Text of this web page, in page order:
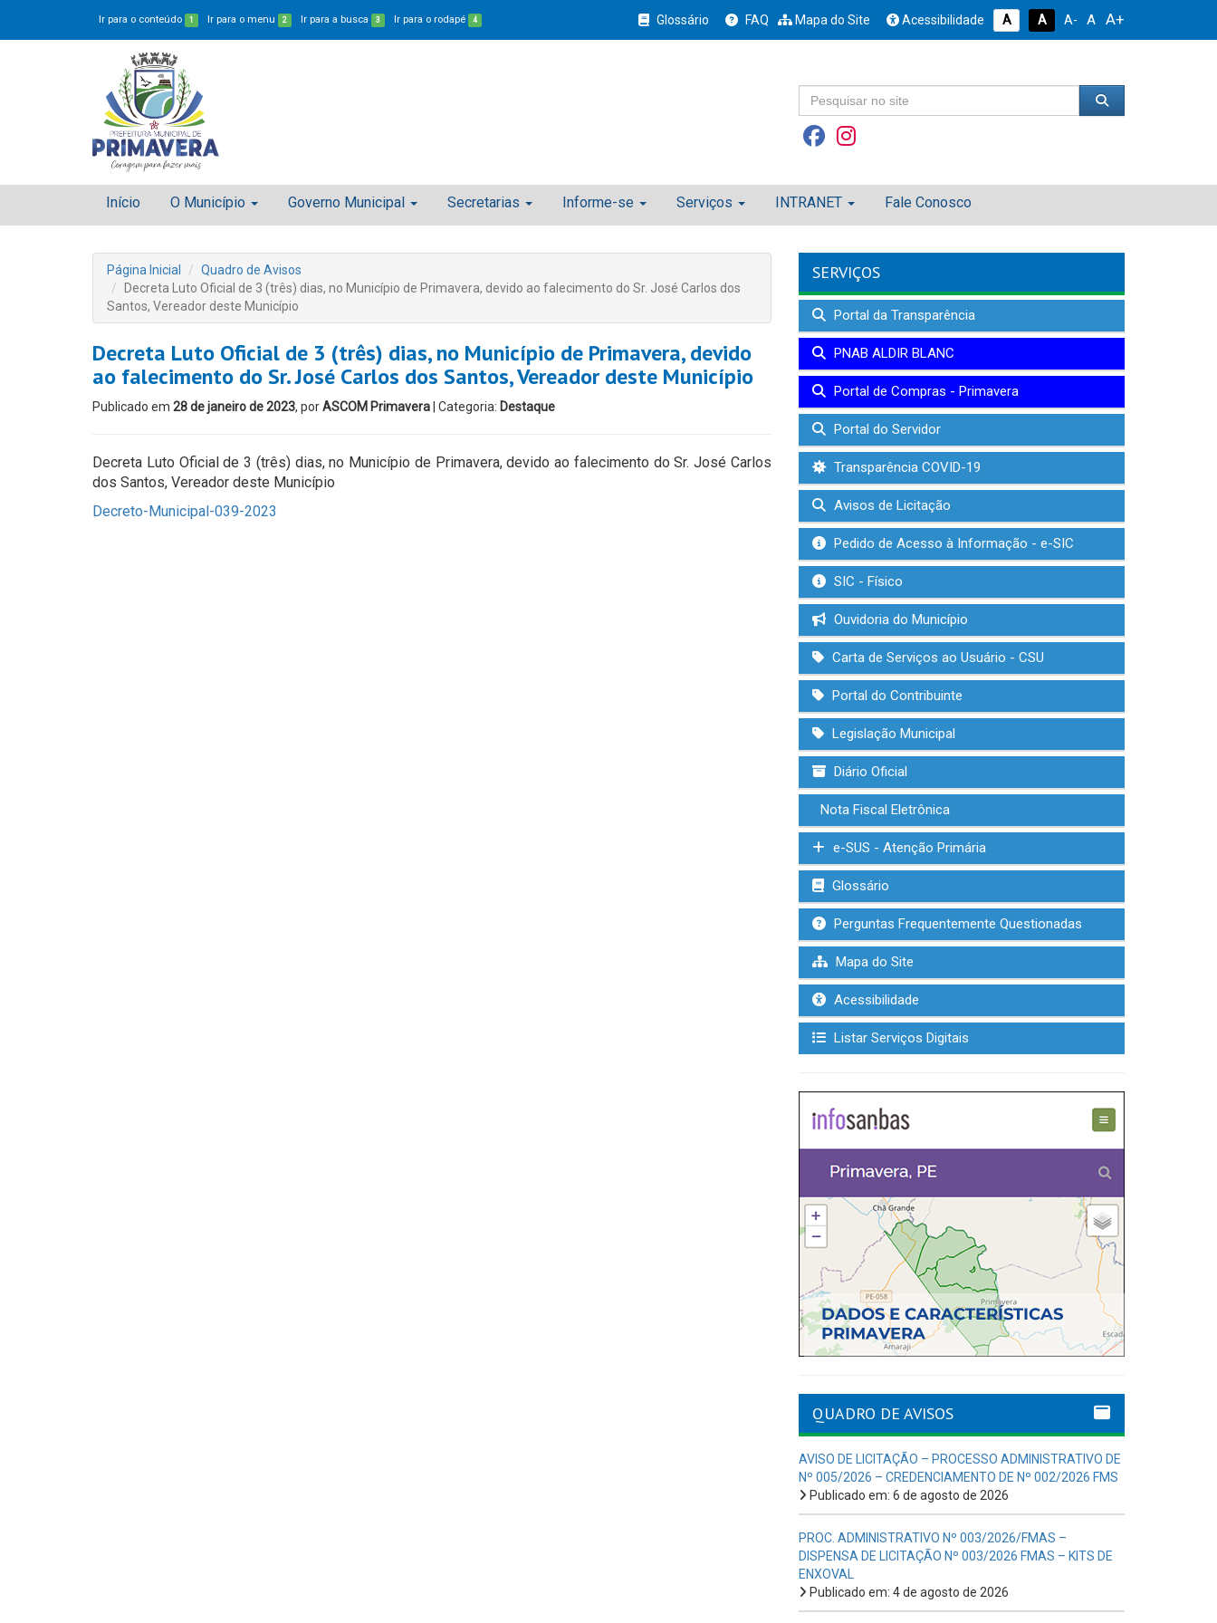
Ir para o conteúdo 1 Ir para o menu 2 Ir para a busca 3 Ir para o rodapé 4 Glossário FAQ Mapa do Site Acessibilidade A A A- A A+
Início O Município Governo Municipal Secretarias Informe-se Serviços INTRANET Fale Conosco
Página Inicial
Quadro de Avisos
Decreta Luto Oficial de 3 (três) dias, no Município de Primavera, devido ao falecimento do Sr. José Carlos dos
Santos, Vereador deste Município
Decreta Luto Oficial de 3 (três) dias, no Município de Primavera, devido
ao falecimento do Sr. José Carlos dos Santos, Vereador deste Município
Publicado em 28 de janeiro de 2023, porASCOM Primavera | Categoria: Destaque
Decreta Luto Oficial de 3 (três) dias, no Município de Primavera, devido ao falecimento do Sr. José Carlos
dos Santos, Vereador deste Município
Decreto-Municipal-039-2023
SERVIÇOS
Portal da Transparência
PNAB ALDIR BLANC
Portal de Compras - Primavera
Portal do Servidor
Transparência COVID-19
Avisos de Licitação
Pedido de Acesso à Informação - e-SIC
SIC - Físico
Ouvidoria do Município
Carta de Serviços ao Usuário - CSU
Portal do Contribuinte
Legislação Municipal
Diário Oficial
Nota Fiscal Eletrônica
e-SUS - Atenção Primária
Glossário
Perguntas Frequentemente Questionadas
Mapa do Site
Acessibilidade
Listar Serviços Digitais
QUADRO DE AVISOS
AVISO DE LICITAÇÃO – PROCESSO ADMINISTRATIVO DE
Nº 005/2026 – CREDENCIAMENTO DE Nº 002/2026 FMS
Publicado em: 6 de agosto de 2026
PROC. ADMINISTRATIVO Nº 003/2026/FMAS –
DISPENSA DE LICITAÇÃO Nº 003/2026 FMAS – KITS DE
ENXOVAL
Publicado em: 4 de agosto de 2026